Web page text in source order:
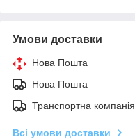
Умови доставки
Нова Пошта
Нова Пошта
Транспортна компанія
Всі умови доставки